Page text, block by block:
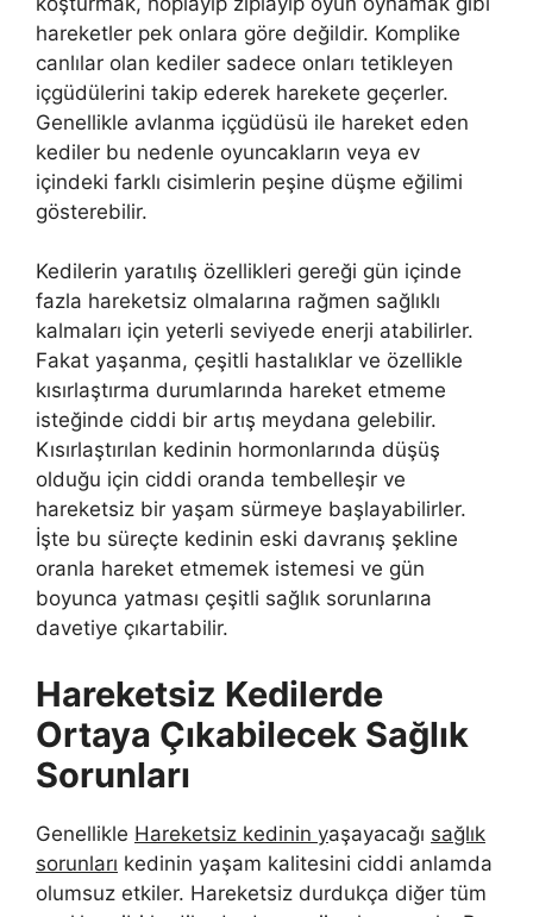
hareketler pek onlara göre değildir. Komplike
canlılar olan kediler sadece onları tetikleyen
içgüdülerini takip ederek harekete geçerler.
Genellikle avlanma içgüdüsü ile hareket eden
kediler bu nedenle oyuncakların veya ev
içindeki farklı cisimlerin peşine düşme eğilimi
gösterebilir.
Kedilerin yaratılış özellikleri gereği gün içinde
fazla hareketsiz olmalarına rağmen sağlıklı
kalmaları için yeterli seviyede enerji atabilirler.
Fakat yaşanma, çeşitli hastalıklar ve özellikle
kısırlaştırma durumlarında hareket etmeme
isteğinde ciddi bir artış meydana gelebilir.
Kısırlaştırılan kedinin hormonlarında düşüş
olduğu için ciddi oranda tembelleşir ve
hareketsiz bir yaşam sürmeye başlayabilirler.
İşte bu süreçte kedinin eski davranış şekline
oranla hareket etmemek istemesi ve gün
boyunca yatması çeşitli sağlık sorunlarına
davetiye çıkartabilir.
Hareketsiz Kedilerde
Ortaya Çıkabilecek Sağlık
Sorunları
Genellikle Hareketsiz kedinin yaşayacağı sağlık
sorunları kedinin yaşam kalitesini ciddi anlamda
olumsuz etkiler. Hareketsiz durdukça diğer tüm